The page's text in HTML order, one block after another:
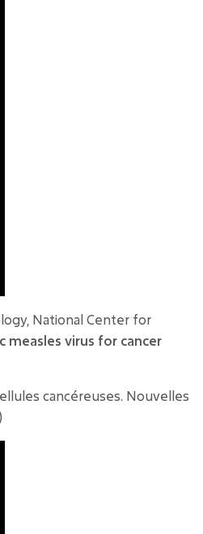
National Center for
measles virus for cancer
cancéreuses. Nouvelles